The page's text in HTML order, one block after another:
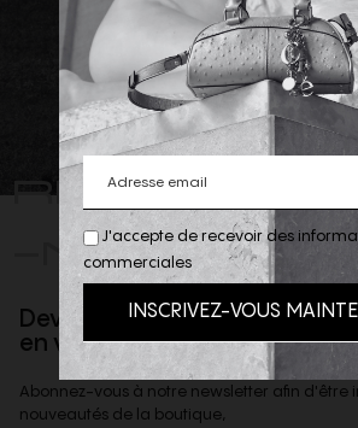
REJOIGNEZ
-NOUS
Devenez client privilège
en vous inscrivant à la
Abonnez-vous à notre newsletter afin d'être
nouveautés de la boutique,
J'accepte de recevoir des
commerciales